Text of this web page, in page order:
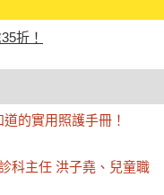
折！
的實用照護手冊！
科主任 洪子堯、兒童職